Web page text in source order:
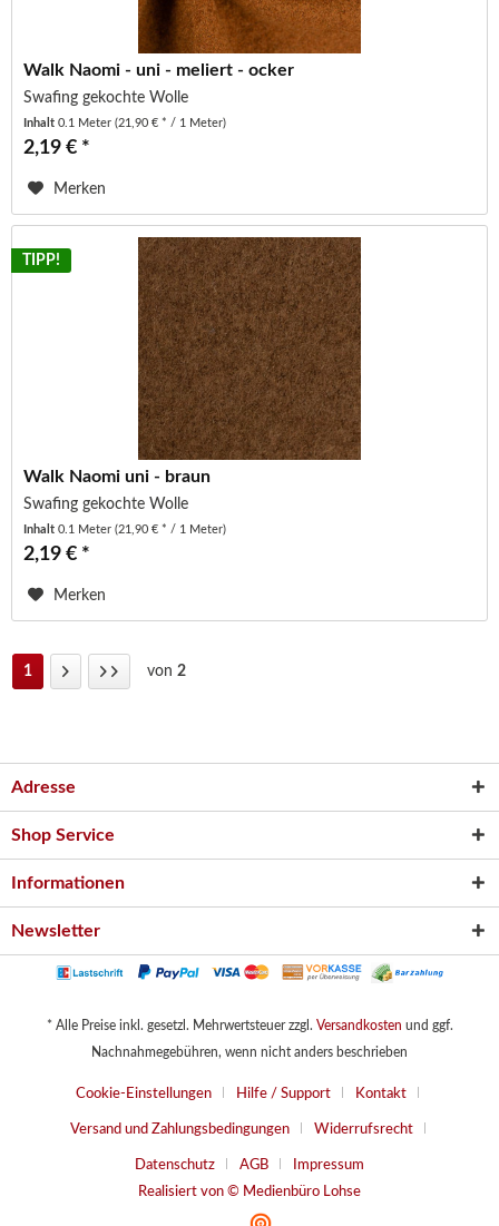
Walk Naomi - uni - meliert - ocker
Swafing gekochte Wolle
Inhalt0.1 Meter(21,90 € * / 1 Meter)
2,19 € *
Merken
TIPP!
Walk Naomi uni - braun
Swafing gekochte Wolle
Inhalt0.1 Meter(21,90 € * / 1 Meter)
2,19 € *
Merken
1 von 2
Adresse
Shop Service
Informationen
Newsletter
* Alle Preise inkl. gesetzl. Mehrwertsteuer zzgl. Versandkosten und ggf.
Nachnahmegebühren, wenn nicht anders beschrieben
Cookie-Einstellungen Hilfe / Support Kontakt
Versand und Zahlungsbedingungen Widerrufsrecht
Datenschutz AGB
Impressum
Realisiert von © Medienbüro Lohse